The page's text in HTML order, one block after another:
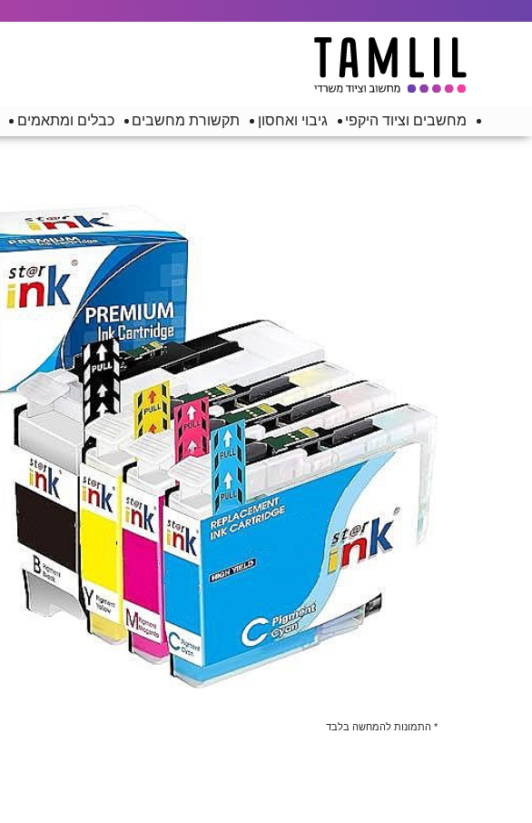
מחשבים וציוד היקפי גיבוי ואחסון תקשורת מחשבים כבלים ומתאמים
* התמונות להמחשה בלבד